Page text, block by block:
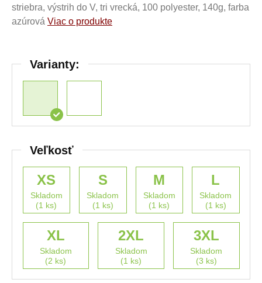
striebra, výstrih do V, tri vrecká, 100 polyester, 140g, farba
azúrová Viac o produkte
Varianty:
Veľkosť
XS
Skladom
(1 ks)
S
Skladom
(1 ks)
M
Skladom
(1 ks)
L
Skladom
(1 ks)
XL
Skladom
(2 ks)
2XL
Skladom
(1 ks)
3XL
Skladom
(3 ks)